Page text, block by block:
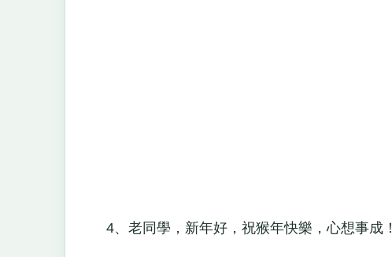
4、老同學，新年好，祝猴年快樂，心想事成！